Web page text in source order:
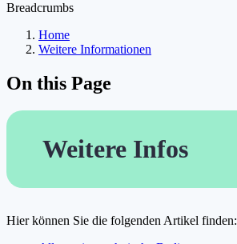
Breadcrumbs
Home
Weitere Informationen
On this Page
Weitere Infos
Hier können Sie die folgenden Artikel finden: